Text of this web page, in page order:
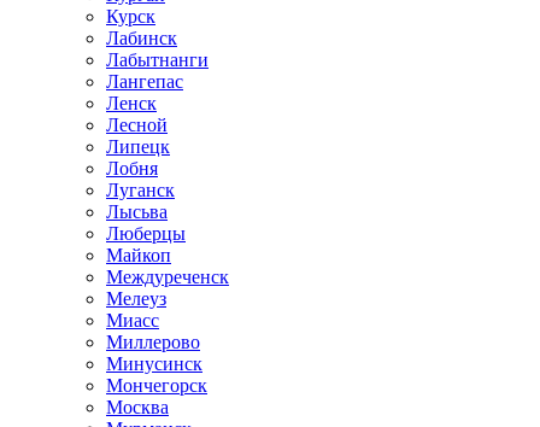
Курск
Лабинск
Лабытнанги
Лангепас
Ленск
Лесной
Липецк
Лобня
Луганск
Лысьва
Люберцы
Майкоп
Междуреченск
Мелеуз
Миасс
Миллерово
Минусинск
Мончегорск
Москва